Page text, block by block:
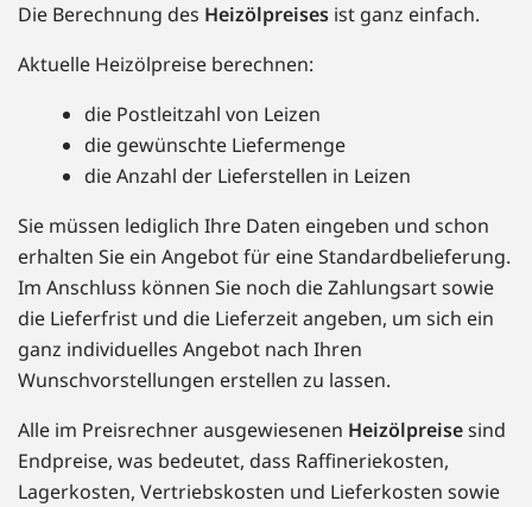
Die Berechnung des Heizölpreises ist ganz einfach.
Aktuelle Heizölpreise berechnen:
die Postleitzahl von Leizen
die gewünschte Liefermenge
die Anzahl der Lieferstellen in Leizen
Sie müssen lediglich Ihre Daten eingeben und schon
erhalten Sie ein Angebot für eine Standardbelieferung.
Im Anschluss können Sie noch die Zahlungsart sowie
die Lieferfrist und die Lieferzeit angeben, um sich ein
ganz individuelles Angebot nach Ihren
Wunschvorstellungen erstellen zu lassen.
Alle im Preisrechner ausgewiesenen Heizölpreisesind
Endpreise, was bedeutet, dass Raffineriekosten,
Lagerkosten, Vertriebskosten und Lieferkosten sowie